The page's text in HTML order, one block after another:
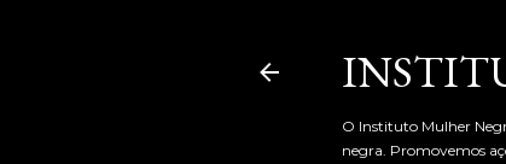
O Instituto Mulher
negra. Promovemos